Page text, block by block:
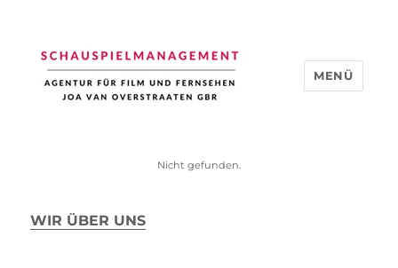
MENÜ
Nicht gefunden.
WIR ÜBER UNS